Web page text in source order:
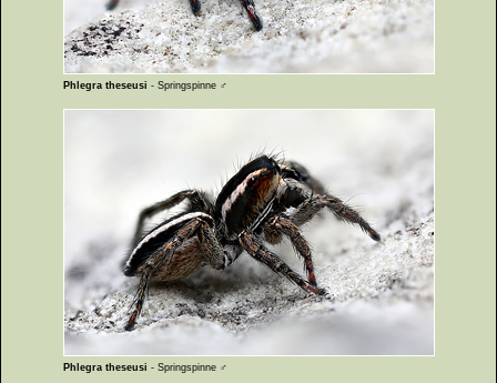
Phlegra theseusi - Springspinne ♂
Phlegra theseusi - Springspinne ♂